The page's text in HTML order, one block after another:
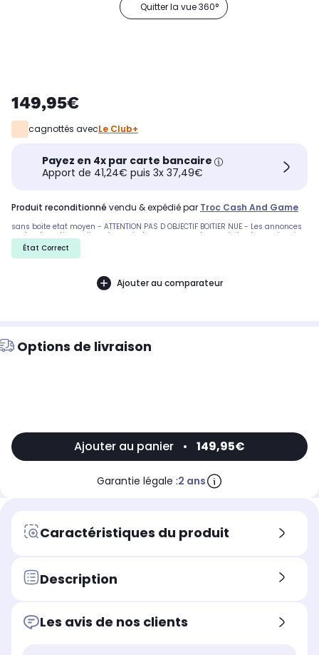
Quitter la vue 360°
149,95€
cagnottés avecLe Club+
Payez en 4x par carte bancaire
Apport de 41,24€ puis 3x 37,49€
produit reconditionné vendu & expédié par Troc Cash And Game
sans boite etat moyen - ATTENTION PAS D OBJECTIF BOITIER NUE - Les annonces
sont automatiques. Il peut y avoir des rayures sur les produits, demandez si
l'état de la boite par exemple est important. Nous ne pouvons pas tout detailler
État Correct
Ajouter au comparateur
Options de livraison
Ajouter au panier • 149,95€
Garantie légale :2 ans
Caractéristiques du produit
Description
Les avis de nos clients